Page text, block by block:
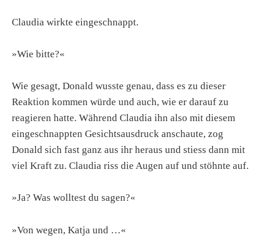
Claudia wirkte eingeschnappt.
»Wie bitte?«
Wie gesagt, Donald wusste genau, dass es zu dieser
Reaktion kommen würde und auch, wie er darauf zu
reagieren hatte. Während Claudia ihn also mit diesem
eingeschnappten Gesichtsausdruck anschaute, zog
Donald sich fast ganz aus ihr heraus und stiess dann mit
viel Kraft zu. Claudia riss die Augen auf und stöhnte auf.
»Ja? Was wolltest du sagen?«
»Von wegen, Katja und …«